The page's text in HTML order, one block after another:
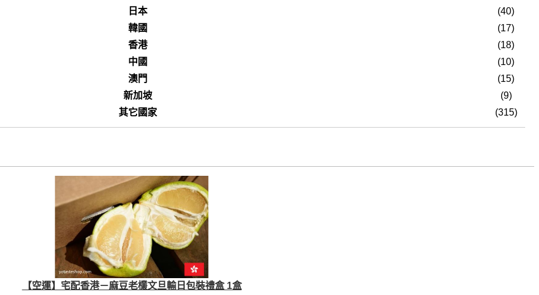
日本
(40)
韓國
(17)
香港
(18)
中國
(10)
澳門
(15)
新加坡
(9)
其它國家
(315)
【空運】宅配香港－麻豆老欉文旦輸日包裝禮盒 1盒